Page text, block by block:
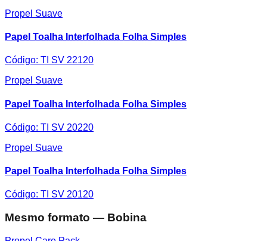
Propel Suave
Papel Toalha Interfolhada Folha Simples
Código: TI SV 22120
Propel Suave
Papel Toalha Interfolhada Folha Simples
Código: TI SV 20220
Propel Suave
Papel Toalha Interfolhada Folha Simples
Código: TI SV 20120
Mesmo formato — Bobina